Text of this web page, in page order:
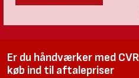
Er du håndværker med
køb ind til aftalepriser